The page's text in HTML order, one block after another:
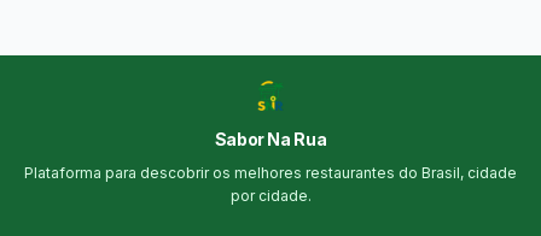
Sabor Na Rua
Plataforma para descobrir os melhores restaurantes do Brasil, cidade
por cidade.